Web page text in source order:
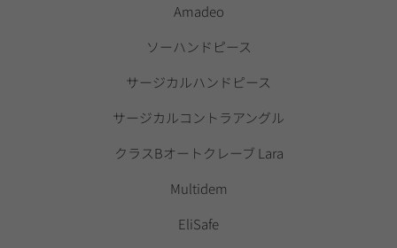
Amadeo
ソーハンドピース
サージカルハンドピース
サージカルコントラアングル
クラスBオートクレーブ Lara
Multidem
EliSafe